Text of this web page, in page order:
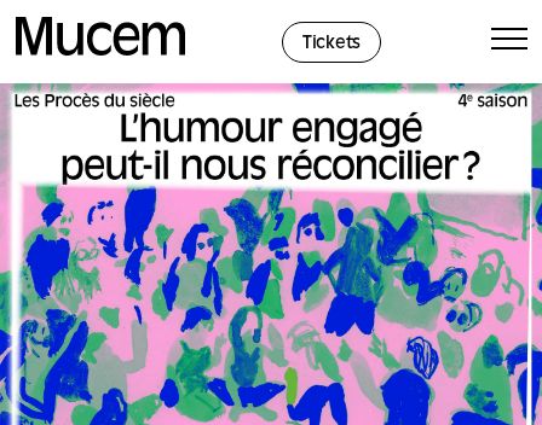
Tickets